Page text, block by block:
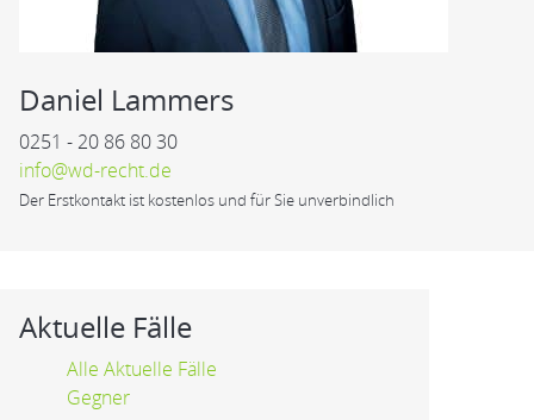
Daniel Lammers
0251 - 20 86 80 30
info@wd-recht.de
Der Erstkontakt ist kostenlos und für Sie unverbindlich
Aktuelle Fälle
Alle Aktuelle Fälle
Gegner